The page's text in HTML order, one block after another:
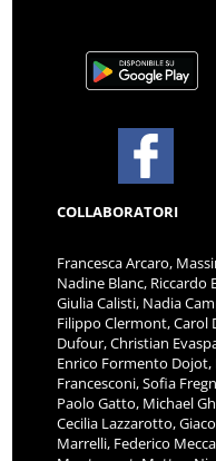
COLLABORATORI
Francesca Arcaro,
Nadine Blanc,
Giulia Calisti, Nadia
Filippo Clermont, Carol
Dufour, Christian
Enrico Formento Dojot,
Francesconi, Sofia
Paolo Gatto, Michael
Cecilia Lazzarotto,
Marrelli, Federico